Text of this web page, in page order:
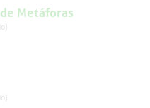
Metáforas